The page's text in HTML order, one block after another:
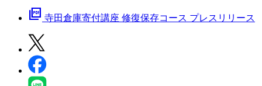
picture_as_pdf 寺田倉庫寄付講座 修復保存コース プレスリリース